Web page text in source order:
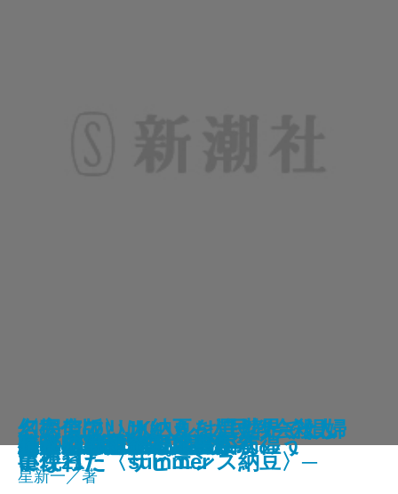
幽冥の岸 十二国記
未知なるカダスを夢に求めて
さよならの言い方なんて知らな
い。11
龍ノ国幻想9 天恵の命
神と王1 亡国の書
人魚屋敷の殺人
悪徳もまた
善人たち
わたしが・棄てた・女
きまぐれカプセル
星新一／著
一夜─隠蔽捜査10─
夢ノ町本通り─文庫版─
フィレンツェに悪魔が彷徨う
その他の危険
〈完全版〉JKハルは異世界で娼婦
になった summer
人喰いパンダ殺人事件
幻のアフリカ納豆を追え！─そし
て現れた〈サピエンス納豆〉─
色ざんげ
晴れでも雨でも昆虫学者
名探偵のいけにえ─人民教会殺人
事件─